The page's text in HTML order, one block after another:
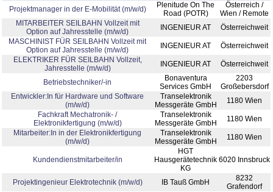
Projektmanager in der E‑Mobilität (m/w/d)
Plenitude On The
Road (POTR)
Österreich /
Wien / Remote
MITARBEITER SEILBAHN Vollzeit mit
Option auf Jahresstelle (m/w/d)
INGENIEUR AT
Österreichweit
MASCHINIST FÜR SEILBAHN Vollzeit mit
Option auf Jahresstelle (m/w/d)
INGENIEUR AT
Österreichweit
ELEKTRIKER FÜR SEILBAHN Vollzeit,
Jahresstelle (m/w/d)
INGENIEUR AT Österreichweit
Betriebstechniker/-in
Bonaventura
Services GmbH
2203
Großebersdorf
Entwickler:In für Hardware und Software
(m/w/d)
Transelektronik
Messgeräte GmbH
1180 Wien
Fachkraft Mechatronik- /
Elektronikfertigung (m/w/d)
Transelektronik
Messgeräte GmbH
1180 Wien
Mitarbeiter:In in der Elektronikfertigung
(m/w/d)
Transelektronik
Messgeräte GmbH
1180 Wien
Kundendienstmitarbeiter/in
HGT
Hausgerätetechnik
KG
6020 Innsbruck
Projektingenieur Elektrotechnik (m/w/d) IB Tauß GmbH
8232
Grafendorf